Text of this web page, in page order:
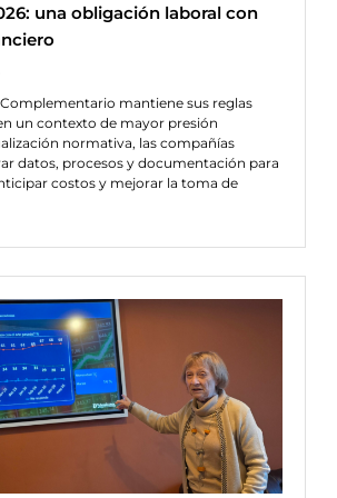
una obligación laboral con
mantiene sus reglas
un contexto de mayor presión
normativa, las compañías
datos, procesos y documentación para
costos y mejorar la toma de